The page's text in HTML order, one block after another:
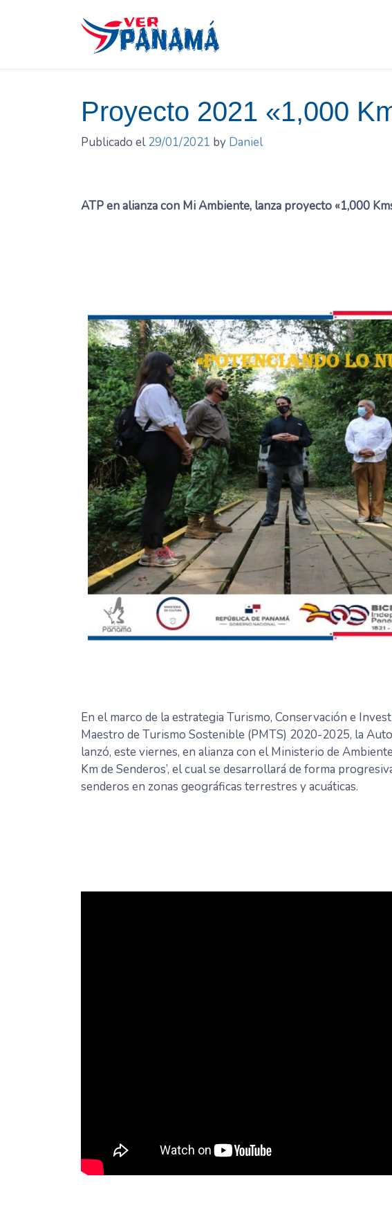
Proyecto 2021 «1,000
Publicado el29/01/2021 by Daniel
ATP en alianza con Mi Ambiente, lanza proyecto «1,000
En el marco de la estrategia Turismo, Conservación e
Maestro de Turismo Sostenible (PMTS) 2020-2025, la
lanzó, este viernes, en alianza con el Ministerio de
Km de Senderos’, el cual se desarrollará de forma
senderos en zonas geográficas terrestres y acuáticas.